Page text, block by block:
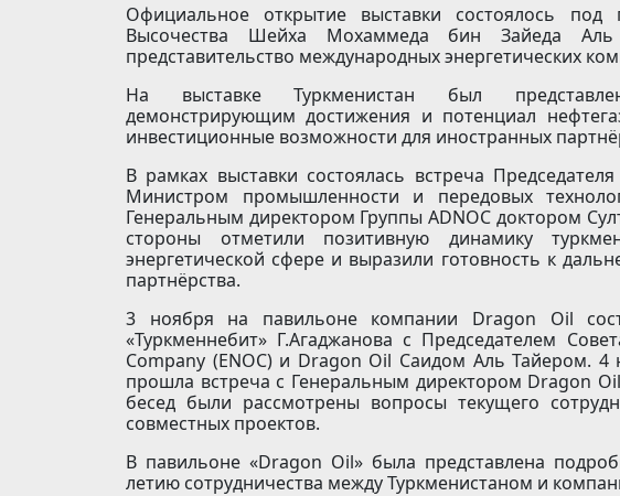
Официальное открытие выставки состоялось
Высочества Шейха Мохаммеда бин Зайеда
представительство международных энергетических
На выставке Туркменистан был
демонстрирующим достижения и потенциал
инвестиционные возможности для иностранных
В рамках выставки состоялась встреча
Министром промышленности и передовых
Генеральным директором Группы ADNOC доктором
стороны отметили позитивную динамику
энергетической сфере и выразили готовность к
партнёрства.
3 ноября на павильоне компании Dragon Oil
«Туркменнебит» Г.Агаджанова с Председателем
Company (ENOC) и Dragon Oil Саидом Аль Тайером. 4
прошла встреча с Генеральным директором Dragon
бесед были рассмотрены вопросы текущего
совместных проектов.
В павильоне «Dragon Oil» была представлена
летию сотрудничества между Туркменистаном и